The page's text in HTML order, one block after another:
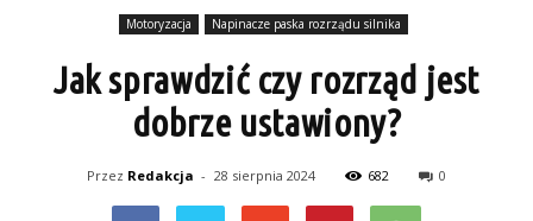
Motoryzacja Napinacze paska rozrządu silnika
Jak sprawdzić czy rozrząd jest
dobrze ustawiony?
Przez Redakcja - 28 sierpnia 2024 682 0